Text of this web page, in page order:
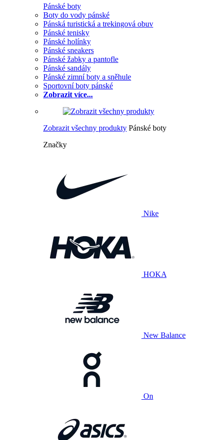
Pánské boty
Boty do vody pánské
Pánská turistická a trekingová obuv
Pánské tenisky
Pánské holínky
Pánské sneakers
Pánské žabky a pantofle
Pánské sandály
Pánské zimní boty a sněhule
Sportovní boty pánské
Zobrazit více...
Zobrazit všechny produkty Pánské boty
Značky
Nike
HOKA
New Balance
On